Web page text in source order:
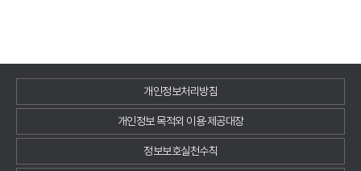
개인정보처리방침
개인정보 목적외 이용·제공대장
정보보호실천수칙